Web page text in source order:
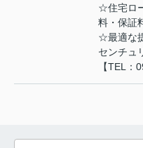
☆住宅ロ
料・保証
☆最適な
センチュ
【TEL：